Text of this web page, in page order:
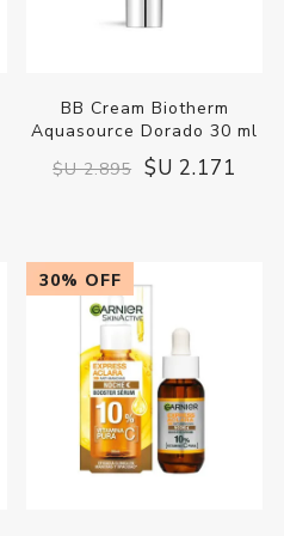
BB Cream Biotherm
Aquasource Dorado 30 ml
$U 2.895 $U 2.171
30% OFF